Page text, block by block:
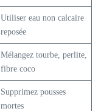
Utiliser eau non calcaire
reposée
Mélangez tourbe, perlite,
fibre coco
Supprimez pousses
mortes